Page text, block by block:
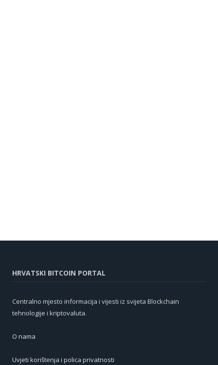
HRVATSKI BITCOIN PORTAL
Centralno mjesto informacija i vijesti iz svijeta Blockchain
tehnologije i kriptovaluta.
O nama
Uvjeti korištenja i polica privatnosti